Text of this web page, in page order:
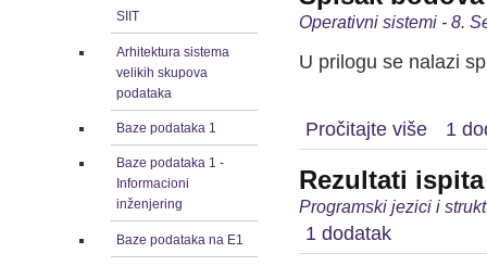
SIIT
Arhitektura sistema
velikih skupova
podataka
Baze podataka 1
Baze podataka 1 -
Informacioni
inženjering
Baze podataka na E1
Operativni sistemi - 8.
U prilogu se nalazi
Pročitajte više 1
Rezultati
Programski jezici i
1 dodatak